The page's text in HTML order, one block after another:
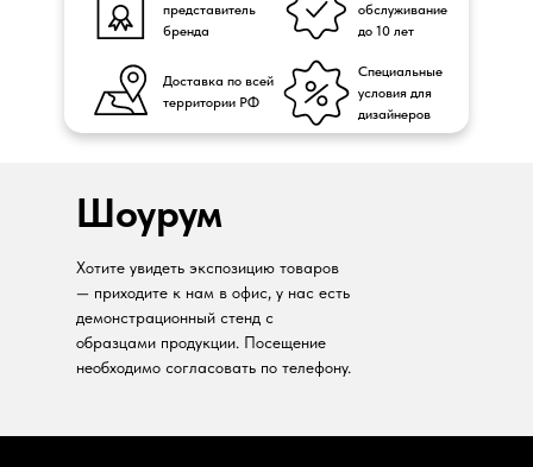
представитель
бренда
Доставка по всей
территории РФ
обслуживание
до 10 лет
Специальные
условия для
дизайнеров
Шоурум
Хотите увидеть экспозицию товаров
— приходите к нам в офис, у нас есть
демонстрационный стенд с
образцами продукции. Посещение
необходимо согласовать по телефону.